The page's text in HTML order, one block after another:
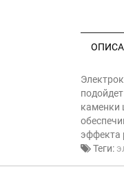
каменки
эффекта
Теги: